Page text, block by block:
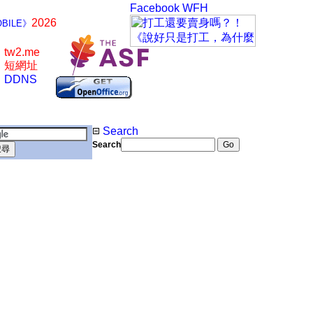
》 2026
tw2.me
短網址
DDNS
Facebook WFH
Search
Search